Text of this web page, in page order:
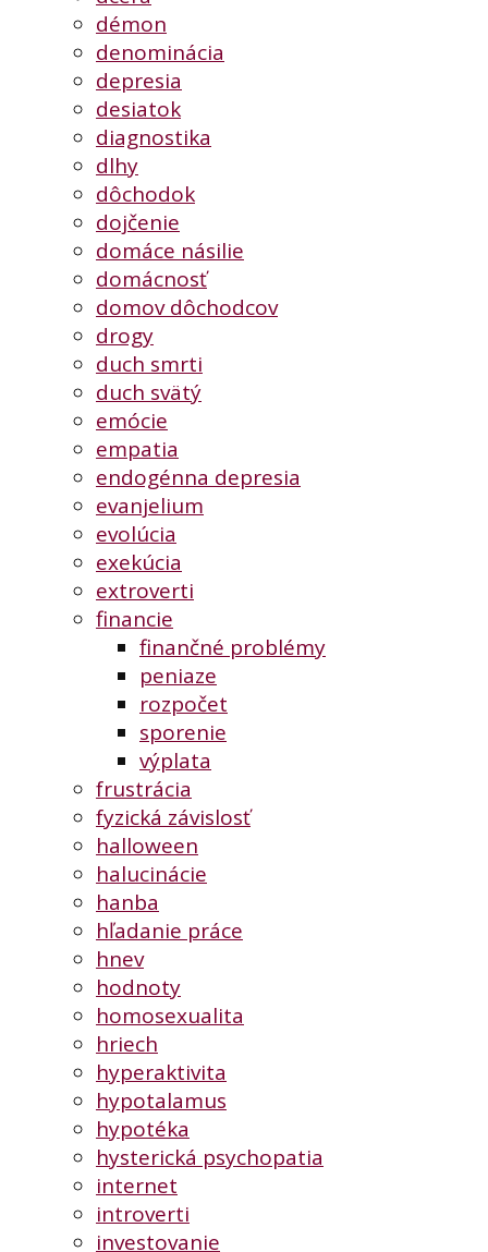
démon
denominácia
depresia
desiatok
diagnostika
dlhy
dôchodok
dojčenie
domáce násilie
domácnosť
domov dôchodcov
drogy
duch smrti
duch svätý
emócie
empatia
endogénna depresia
evanjelium
evolúcia
exekúcia
extroverti
financie
finančné problémy
peniaze
rozpočet
sporenie
výplata
frustrácia
fyzická závislosť
halloween
halucinácie
hanba
hľadanie práce
hnev
hodnoty
homosexualita
hriech
hyperaktivita
hypotalamus
hypotéka
hysterická psychopatia
internet
introverti
investovanie